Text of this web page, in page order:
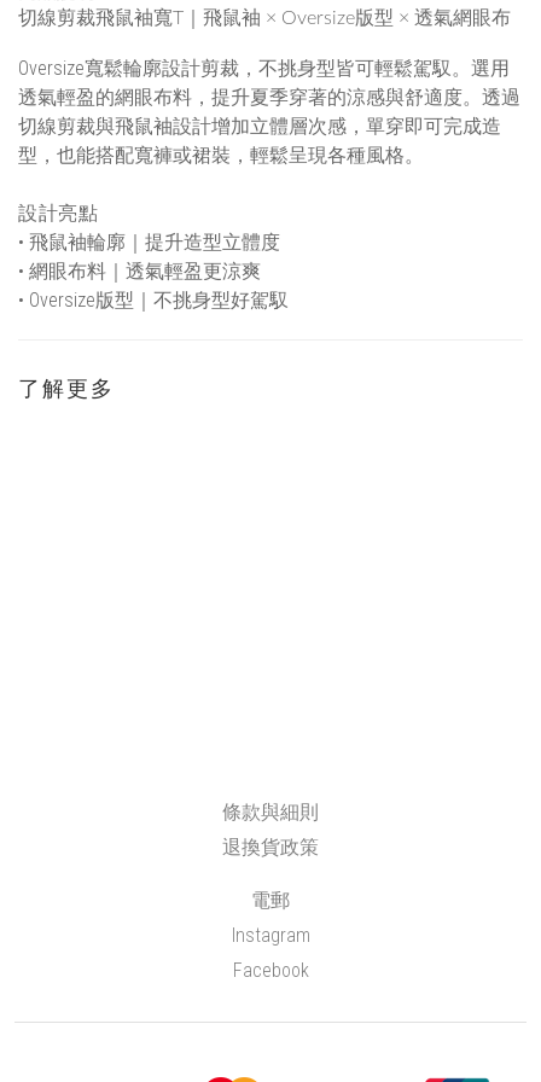
切線剪裁飛鼠袖寬T｜飛鼠袖 × Oversize版型 × 透氣網眼布
Oversize寬鬆輪廓設計剪裁，不挑身型皆可輕鬆駕馭。選用
透氣輕盈的網眼布料，提升夏季穿著的涼感與舒適度。透過
切線剪裁與飛鼠袖設計增加立體層次感，單穿即可完成造
型，也能搭配寬褲或裙裝，輕鬆呈現各種風格。
設計亮點
• 飛鼠袖輪廓｜提升造型立體度
• 網眼布料｜透氣輕盈更涼爽
• Oversize版型｜不挑身型好駕馭
了解更多
條款與細則
退換貨政策
電郵
Instagram
Facebook